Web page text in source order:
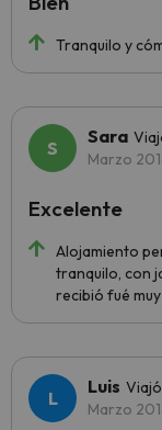
Tranquilo y
Sara
Marzo
Alojamiento
tranquilo, con
recibió fué
Excelente
Luis
Marzo